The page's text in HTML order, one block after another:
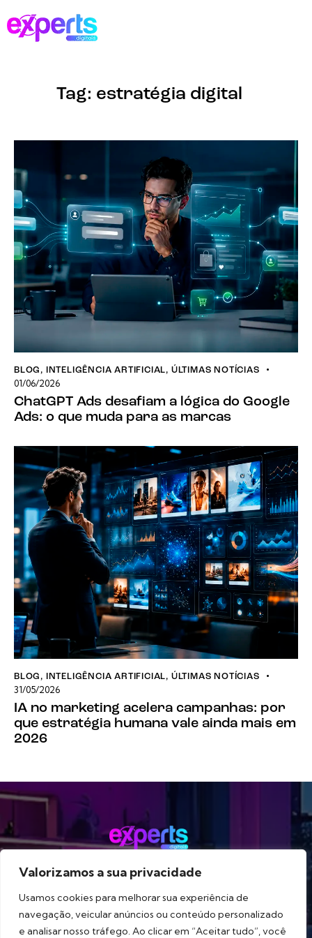
Valorizamos a sua privacidade
Usamos cookies para melhorar sua experiência de
navegação, veicular anúncios ou conteúdo personalizado
e analisar nosso tráfego. Ao clicar em “Aceitar tudo”, você
Tag: estratégia digital
BLOG , INTELIGÊNCIA ARTIFICIAL, ÚLTIMAS NOTÍCIAS
01/06/2026
ChatGPT Ads desafiam a lógica do Google
Ads: o que muda para as marcas
BLOG , INTELIGÊNCIA ARTIFICIAL, ÚLTIMAS NOTÍCIAS
31/05/2026
IA no marketing acelera campanhas: por
que estratégia humana vale ainda mais em
2026
Método Serviços Portfólio Blog